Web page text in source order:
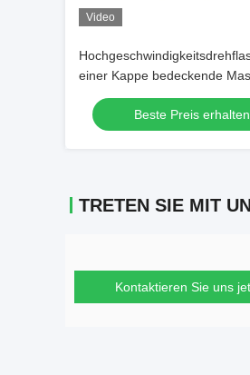
Video
einer Kappe bedeckende
Kopf-6000bph 8 für Plastik-
Flasche
Beste Preis erhalten
Kontaktieren Sie uns